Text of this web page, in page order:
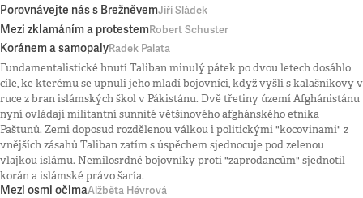
Porovnávejte nás s BrežněvemJiří Sládek
Mezi zklamáním a protestemRobert Schuster
Koránem a samopalyRadek Palata
Fundamentalistické hnutí Taliban minulý pátek po dvou letech dosáhlo
cíle, ke kterému se upnuli jeho mladí bojovníci, když vyšli s kalašnikovy v
ruce z bran islámských škol v Pákistánu. Dvě třetiny území Afghánistánu
nyní ovládají militantní sunnité většinového afghánského etnika
Paštunů. Zemi doposud rozdělenou válkou i politickými "kocovinami" z
vnějších zásahů Taliban zatím s úspěchem sjednocuje pod zelenou
vlajkou islámu. Nemilosrdné bojovníky proti "zaprodancům" sjednotil
korán a islámské právo šaría.
Mezi osmi očimaAlžběta Hévrová